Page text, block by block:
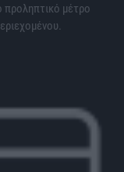
προληπτικό μέτρο